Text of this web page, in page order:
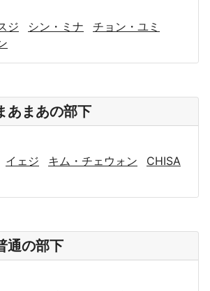
ジ シン・ミナ
チョン・ユミ
あまあの部下
イェジ キム・チェウォン
CHISA
通の部下